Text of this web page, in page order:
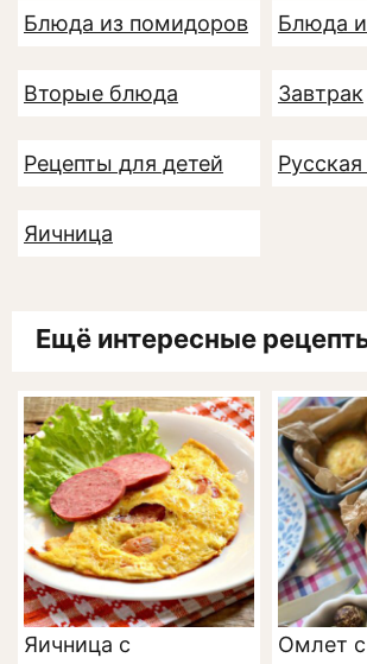
Блюда из помидоров Блюда
Вторые блюда Завтрак
Рецепты для детей
Яичница
Ещё интересные
Яичница с
Омлет